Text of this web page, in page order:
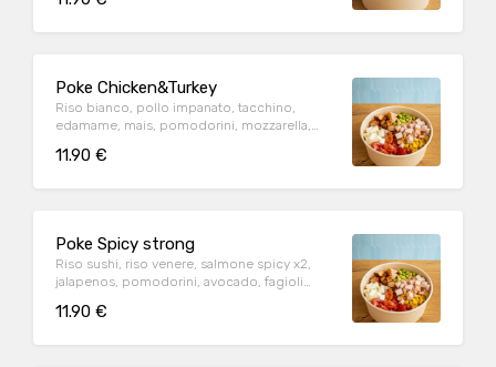
Poke Chicken&Turkey
Riso bianco, pollo impanato, tacchino,
edamame, mais, pomodorini, mozzarella,
11.90 €
Poke Spicy strong
Riso sushi, riso venere, salmone spicy x2,
jalapenos, pomodorini, avocado, fagioli
spicy maio e dressing al wasabi
11.90 €